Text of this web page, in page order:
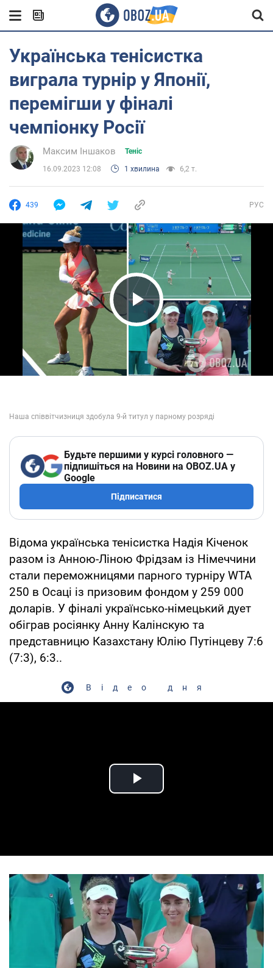
Українська тенісистка
виграла турнір у Японії,
перемігши у фіналі
чемпіонку Росії
Максим Іншаков Теніс
16.09.2023 12:08 1 хвилина 6,2 т.
439 РУС
Play Video
Будьте першими у курсі головного —
підпишіться на Новини на OBOZ.UA у
Google
Підписатися
Відома українська тенісистка Надія Кіченок
разом із Анною-Ліною Фрідзам із Німеччини
стали переможницями парного турніру WTA
250 в Осаці із призовим фондом у 259 000
доларів. У фіналі українсько-німецький дует
обіграв росіянку Анну Калінскую та
представницю Казахстану Юлію Путінцеву 7:6
(7:3), 6:3..
Відео дня
Play Video